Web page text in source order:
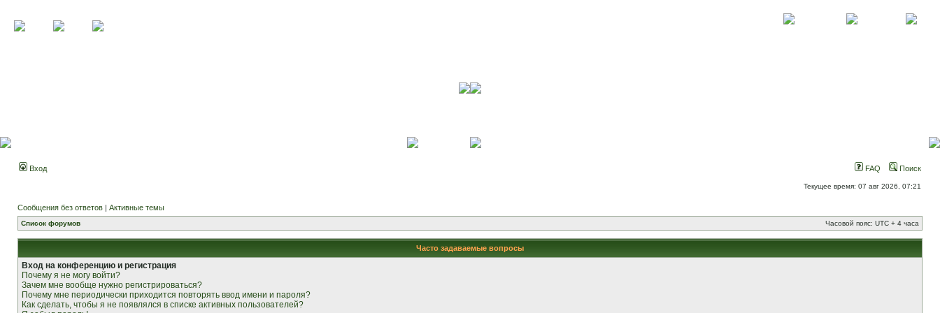
Вход FAQ Поиск
Текущее время: 07 авг 2026, 07:21
Сообщения без ответов | Активные темы
Список форумов Часовой пояс: UTC + 4 часа
Часто задаваемые вопросы
Вход на конференцию и регистрация
Почему я не могу войти?
Зачем мне вообще нужно регистрироваться?
Почему мне периодически приходится повторять ввод имени и пароля?
Как сделать, чтобы я не появлялся в списке активных пользователей?